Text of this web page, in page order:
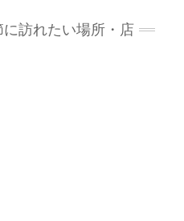
訪れたい場所・店